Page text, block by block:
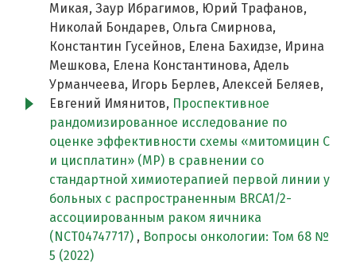
Микая, Заур Ибрагимов, Юрий Трафанов,
Николай Бондарев, Ольга Смирнова,
Константин Гусейнов, Елена Бахидзе, Ирина
Мешкова, Елена Константинова, Адель
Урманчеева, Игорь Берлев, Алексей Беляев,
Евгений Имянитов, Проспективное
рандомизированное исследование по
оценке эффективности схемы «митомицин С
и цисплатин» (MP) в сравнении со
стандартной химиотерапией первой линии у
больных c распространенным BRCA1/2-
ассоциированным раком яичника
(NCT04747717) , Вопросы онкологии: Том 68 №
5 (2022)